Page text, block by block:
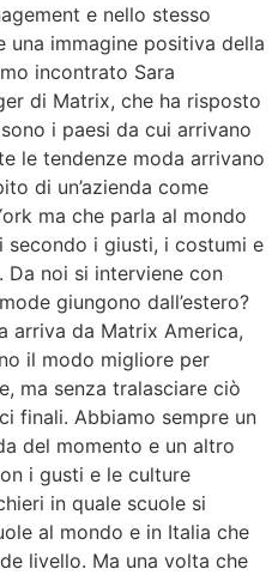
e nello stesso
immagine positiva della
incontrato Sara
di Matrix, che ha risposto
i paesi da cui arrivano
le tendenze moda arrivano
di un’azienda come
ma che parla al mondo
secondo i giusti, i costumi e
Da noi si interviene con
giungono dall’estero?
arriva da Matrix America,
il modo migliore per
ma senza tralasciare ciò
finali. Abbiamo sempre un
del momento e un altro
i gusti e le culture
in quale scuole si
al mondo e in Italia che
livello. Ma una volta che